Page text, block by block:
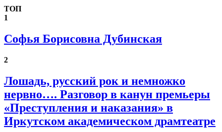
ТОП
1
Софья Борисовна Дубинская
2
Лошадь, русский рок и немножко
нервно…. Разговор в канун премьеры
«Преступления и наказания» в
Иркутском академическом драмтеатре